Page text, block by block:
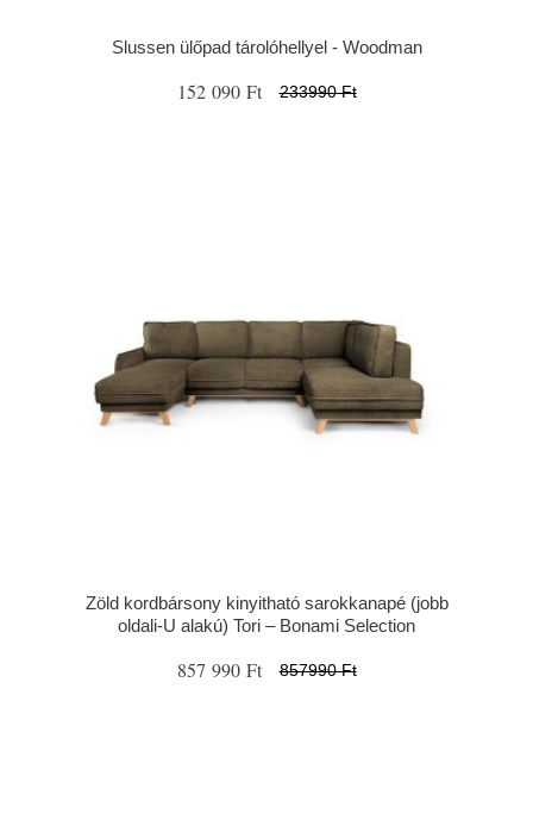
Slussen ülőpad tárolóhellyel - Woodman
152 090 Ft 233990 Ft
Zöld kordbársony kinyitható sarokkanapé (jobb
oldali-U alakú) Tori – Bonami Selection
857 990 Ft 857990 Ft